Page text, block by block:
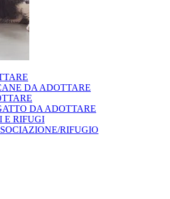
DA ADOTTARE
DA ADOTTARE
E RIFUGI
RIFUGIO